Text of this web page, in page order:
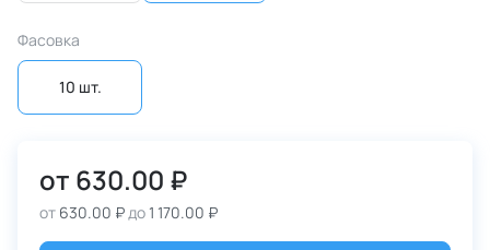
Фасовка
10 шт.
от 630.00 ₽
от 630.00 ₽ до1 170.00 ₽